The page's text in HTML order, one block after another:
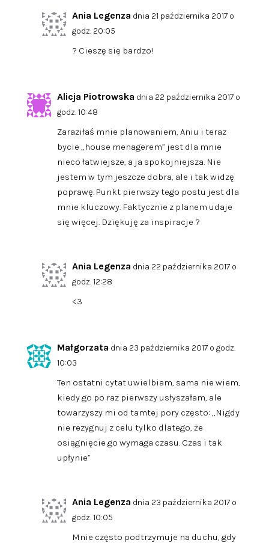
Ania Legenza dnia 21 października 2017 o
godz. 20:05
? Cieszę się bardzo!
Alicja Piotrowska dnia 22 października 2017 o
godz. 10:48
Zaraziłaś mnie planowaniem, Aniu i teraz
bycie „house menagerem” jest dla mnie
nieco łatwiejsze, a ja spokojniejsza. Nie
jestem w tym jeszcze dobra, ale i tak widzę
poprawę. Punkt pierwszy tego postu jest dla
mnie kluczowy. Faktycznie z planem udaje
się więcej. Dziękuję za inspiracje ?
Ania Legenza dnia 22 października 2017 o
godz. 12:28
<3
Małgorzata dnia 23 października 2017 o godz.
10:03
Ten ostatni cytat uwielbiam, sama nie wiem,
kiedy go po raz pierwszy usłyszałam, ale
towarzyszy mi od tamtej pory często: „Nigdy
nie rezygnuj z celu tylko dlatego, że
osiągnięcie go wymaga czasu. Czas i tak
upłynie”
Ania Legenza dnia 23 października 2017 o
godz. 10:05
Mnie często podtrzymuje na duchu, gdy